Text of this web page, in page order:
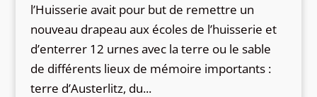
l’Huisserie avait pour but de remettre un
nouveau drapeau aux écoles de l’huisserie et
d’enterrer 12 urnes avec la terre ou le sable
de différents lieux de mémoire importants :
terre d’Austerlitz, du...